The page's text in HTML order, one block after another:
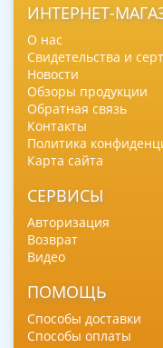
ИНТЕРНЕТ-
О нас
Свидетельства и
Новости
Обзоры продукции
Обратная связь
Контакты
Политика
Карта сайта
СЕРВИСЫ
Авторизация
Возврат
Видео
ПОМОЩЬ
Способы доставки
Способы оплаты